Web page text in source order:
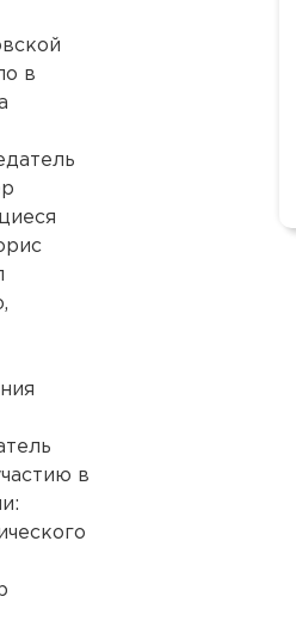
в
в